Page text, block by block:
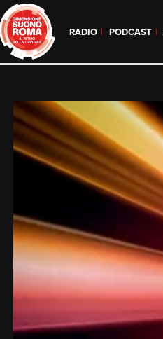
RADIO PODCAST